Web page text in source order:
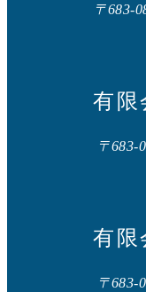
〒683-
有限
〒683-
有限
〒683-